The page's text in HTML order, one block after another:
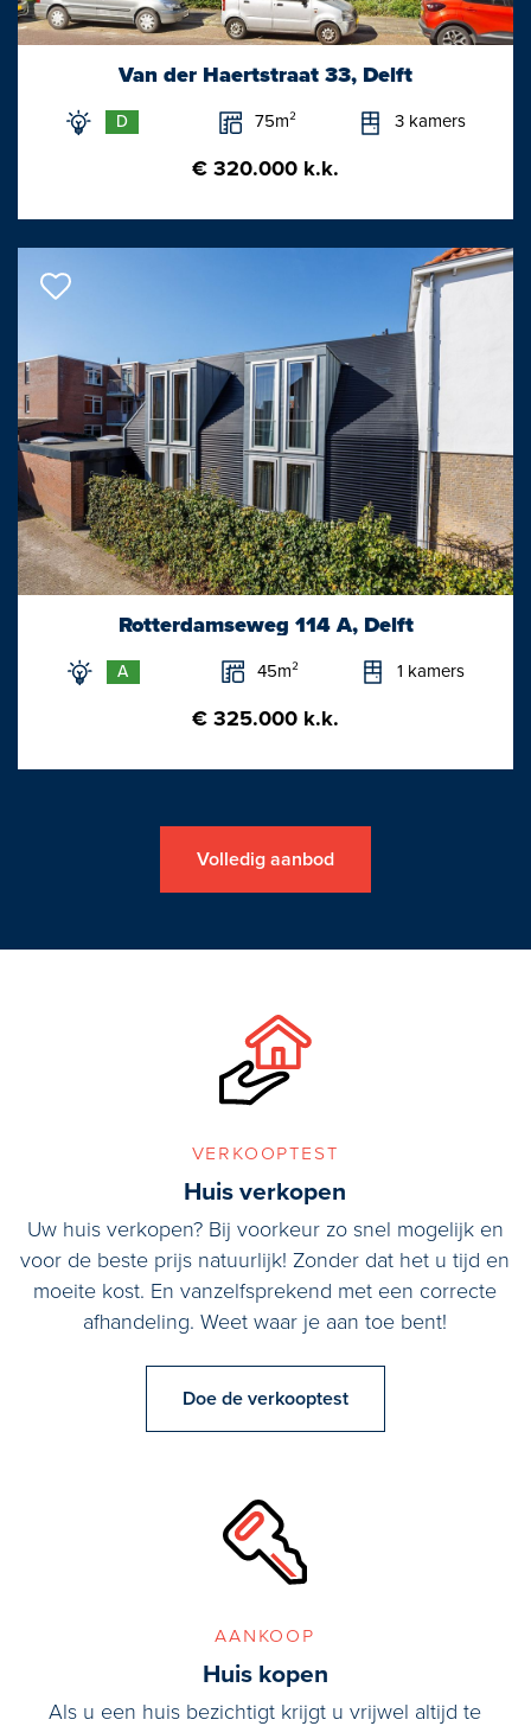
Met de trein zijn de steden Rotterdam en Den Haag vanaf
Rijswijk, Den Haag Centrum naar Scheveningen-strand en
tramlijn 19 via Ypenburg, Leidschenveen naar
Van der Haertstraat 33, Delft
D 75m² 3 kamers
€ 320.000 k.k.
Rotterdamseweg 114 A, Delft
A 45m² 1 kamers
€ 325.000 k.k.
Volledig aanbod
verkooptest
Huis verkopen
Uw huis verkopen? Bij voorkeur zo snel mogelijk en
voor de beste prijs natuurlijk! Zonder dat het u tijd en
moeite kost. En vanzelfsprekend met een correcte
afhandeling. Weet waar je aan toe bent!
Doe de verkooptest
aankoop
Huis kopen
Als u een huis bezichtigt krijgt u vrijwel altijd te